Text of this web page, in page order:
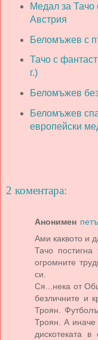
Медал за Тачо
Австрия
Беломъжев с
Тачо с
г.)
Беломъжев
Беломъжев
европейски
2 коментара:
Анонимен
Ами каквото и
Тачо
огромните
си.
Ся...нека от
безличните и
Троян.
Троян. А иначе
дискотеката